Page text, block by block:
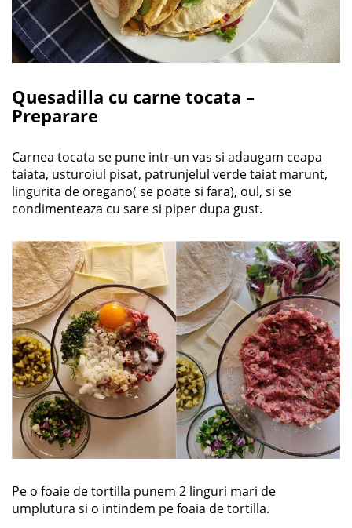
Quesadilla cu carne tocata –
Preparare
Carnea tocata se pune intr-un vas si adaugam ceapa
taiata, usturoiul pisat, patrunjelul verde taiat marunt,
lingurita de oregano( se poate si fara), oul, si se
condimenteaza cu sare si piper dupa gust.
Pe o foaie de tortilla punem 2 linguri mari de
umplutura si o intindem pe foaia de tortilla.